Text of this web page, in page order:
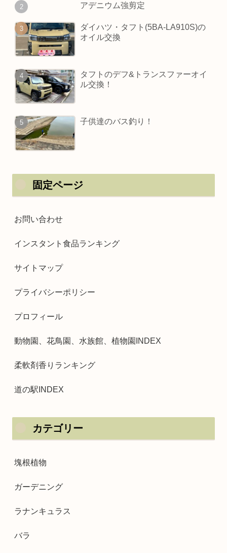
アデニウム強剪定
ダイハツ・タフト(5BA-LA910S)の
オイル交換
タフトのデフ&トランスファーオイ
ル交換！
子供達のバス釣り！
固定ページ
お問い合わせ
インスタント食品ランキング
サイトマップ
プライバシーポリシー
プロフィール
動物園、花鳥園、水族館、植物園INDEX
柔軟剤香りランキング
道の駅INDEX
カテゴリー
塊根植物
ガーデニング
ラナンキュラス
バラ